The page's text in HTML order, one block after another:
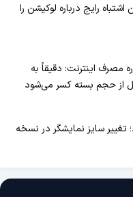
رایج درباره لوکیشن را
مصرف اینترنت: دقیقاً به
از حجم بسته کسر می‌شود
تغییر سایز نمایشگر در نسخه